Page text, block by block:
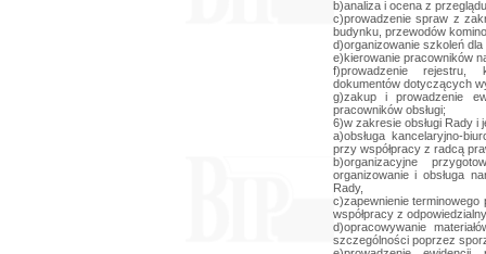
b)analiza i ocena z
c)prowadzenie spraw z
budynku, przewodów
d)organizowanie szkoleń dla
e)kierowanie pracowników
f)prowadzenie rejestru,
dokumentów dotyczących
g)zakup i prowadzenie
pracowników obsługi;
6)w zakresie obsługi Rady i
a)obsługa kancelaryjno-
przy współpracy z radcą
b)organizacyjne
organizowanie i obsługa
Rady,
c)zapewnienie
współpracy z
d)opracowywanie
szczególności poprzez